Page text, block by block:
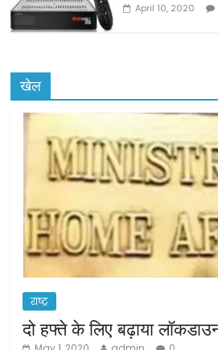
April 10, 2020
खेल
राष्ट्र
दो हफ्ते के लिए बढ़ाया